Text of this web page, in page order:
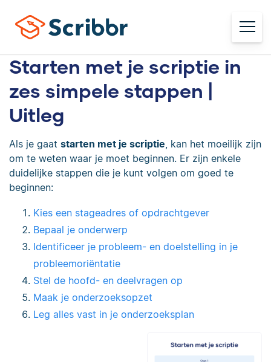
Starten met je scriptie in
zes simpele stappen |
Uitleg
Als je gaat starten met je scriptie, kan het moeilijk zijn
om te weten waar je moet beginnen. Er zijn enkele
duidelijke stappen die je kunt volgen om goed te
beginnen:
Kies een stageadres of opdrachtgever
Bepaal je onderwerp
Identificeer je probleem- en doelstelling in je
probleemoriëntatie
Stel de hoofd- en deelvragen op
Maak je onderzoeksopzet
Leg alles vast in je onderzoeksplan